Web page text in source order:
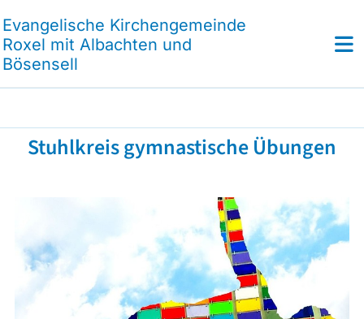
Evangelische Kirchengemeinde
Roxel mit Albachten und
Bösensell
Stuhlkreis gymnastische Übungen